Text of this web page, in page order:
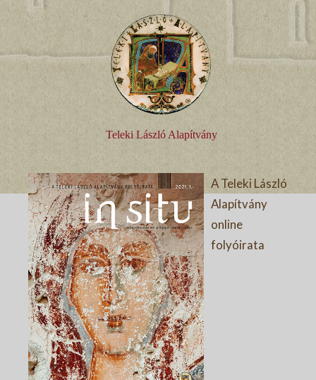
Teleki László Alapítvány
A Teleki László
Alapítvány
online
folyóirata